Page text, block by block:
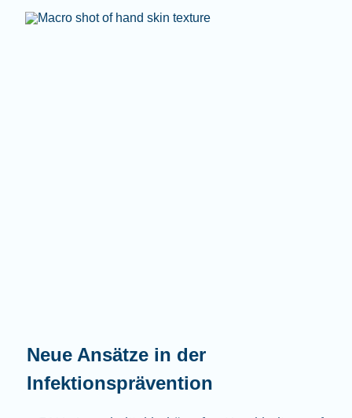
Neue Ansätze in der
Infektionsprävention